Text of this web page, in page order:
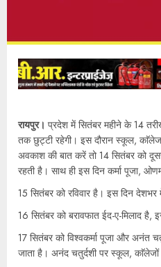
रायपुर। प्रदेश में सितंबर महीने के 14
तक छुट्टी रहेगी। इस दौरान स्कूल,
अवकाश की बात करें तो 14 सितंबर को
रहती है। साथ ही इस दिन कर्मा पूजा,
15 सितंबर को रविवार है। इस दिन
16 सितंबर को बरावफात ईद-ए-मिलाद है,
17 सितंबर को विश्वकर्मा पूजा और अनंत
जाता है। अनंद चतुर्दशी पर स्कूल, काॅलेजों